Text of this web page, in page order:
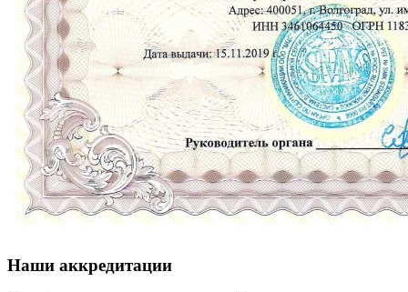
Наши аккредитации